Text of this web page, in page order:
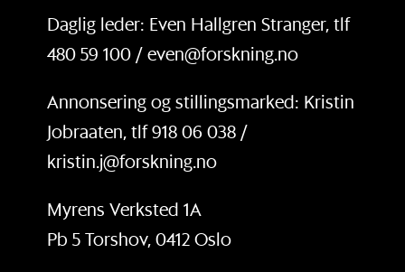
Daglig leder: Even Hallgren Stranger, tlf
480 59 100 / even@forskning.no
Annonsering og stillingsmarked: Kristin
Jobraaten, tlf 918 06 038 /
kristin.j@forskning.no
Myrens Verksted 1A
Pb 5 Torshov, 0412 Oslo